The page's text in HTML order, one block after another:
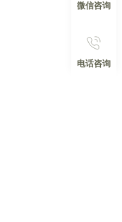
微信咨询
电话咨询